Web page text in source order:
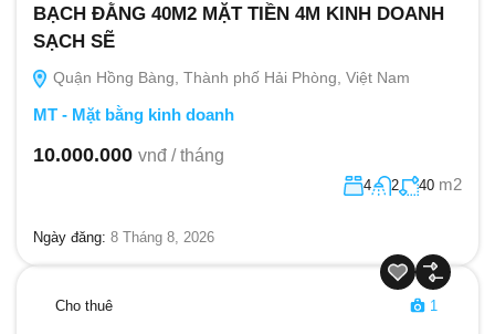
BẠCH ĐẰNG 40M2 MẶT TIỀN 4M KINH DOANH
SẠCH SẼ
Quận Hồng Bàng, Thành phố Hải Phòng, Việt Nam
MT - Mặt bằng kinh doanh
10.000.000 vnđ / tháng
4 2 40 m2
Ngày đăng: 8 Tháng 8, 2026
Cho thuê 1